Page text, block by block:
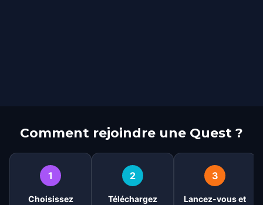
Comment rejoindre une Quest ?
1
Choisissez
2
Téléchargez
3
Lancez-vous et